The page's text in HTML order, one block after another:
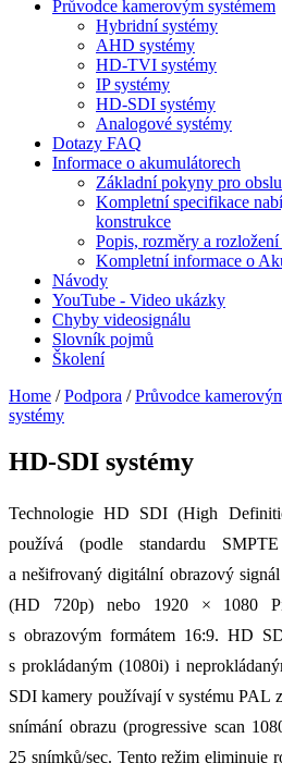
Průvodce kamerovým systémem
Hybridní systémy
AHD systémy
HD-TVI systémy
IP systémy
HD-SDI systémy
Analogové systémy
Dotazy FAQ
Informace o akumulátorech
Základní pokyny pro
Kompletní specifikace
konstrukce
Popis, rozměry a
Kompletní informace o
Návody
YouTube - Video ukázky
Chyby videosignálu
Slovník pojmů
Školení
Home / Podpora / Průvodce
systémy
HD-SDI systémy
Technologie HD SDI (High
používá (podle standardu
a nešifrovaný digitální obrazový
(HD 720p) nebo 1920 × 1080
s obrazovým formátem 16:9. HD
s prokládaným (1080i) i
SDI kamery používají v systému PAL
snímání obrazu (progressive scan
25 snímků/sec. Tento režim eliminuje